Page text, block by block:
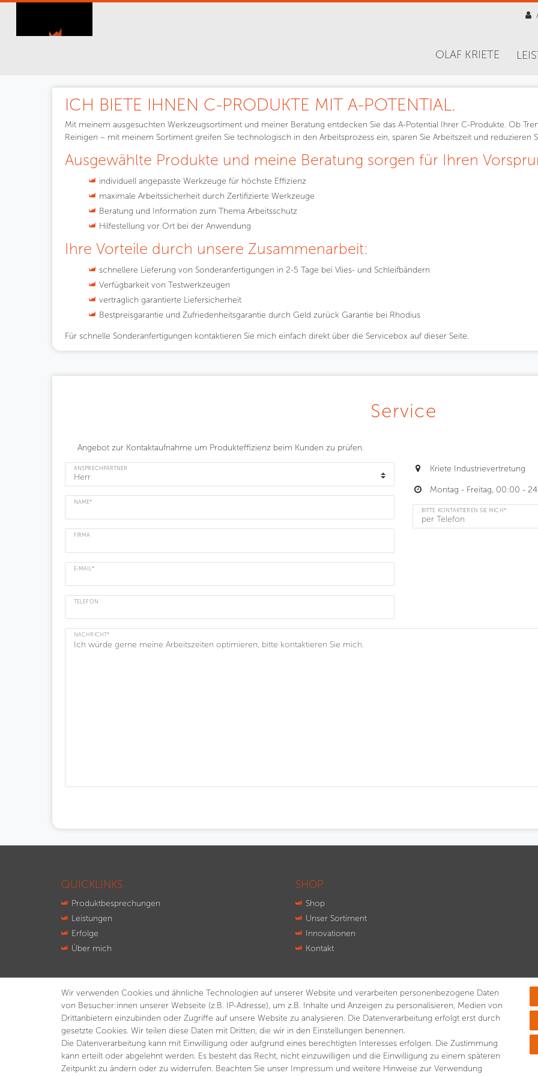
OLAF KRIETE
ICH BIETE IHNEN C-PRODUKTE MIT A-POTENTIAL.
Mit meinem ausgesuchten Werkzeugsortiment und meiner Beratung entdecken Sie das A-Potential Ihrer C-Produkte. Ob
Reinigen – mit meinem Sortiment greifen Sie technologisch in den Arbeitsprozess ein, sparen Sie Arbeitszeit und reduzieren
Ausgewählte Produkte und meine Beratung sorgen für Ihren
individuell angepasste Werkzeuge für höchste Effizienz
maximale Arbeitssicherheit durch Zertifizierte Werkzeuge
Beratung und Information zum Thema Arbeitsschutz
Hilfestellung vor Ort bei der Anwendung
Ihre Vorteile durch unsere Zusammenarbeit:
schnellere Lieferung von Sonderanfertigungen in 2-5 Tage bei Vlies- und Schleifbändern
Verfügbarkeit von Testwerkzeugen
vertraglich garantierte Liefersicherheit
Bestpreisgarantie und Zufriedenheitsgarantie durch Geld zurück Garantie bei Rhodius
Für schnelle Sonderanfertigungen kontaktieren Sie mich einfach direkt über die Servicebox auf dieser Seite.
Service
Angebot zur Kontaktaufnahme um Produkteffizienz beim Kunden zu prüfen.
ANSPRECHPARTNER
NAME*
FIRMA
E-MAIL*
TELEFON
Kriete Industrievertretung
Montag - Freitag, 00:00 -
BITTE KONTAKTIEREN SIE MICH*
NACHRICHT*
QUICKLINKS
Produktbesprechungen
Leistungen
Erfolge
Über mich
SHOP
Shop
Unser Sortiment
Innovationen
Kontakt
Wir verwenden Cookies und ähnliche Technologien auf unserer Website und verarbeiten personenbezogene Daten
von Besucher:innen unserer Webseite (z.B. IP-Adresse), um z.B. Inhalte und Anzeigen zu personalisieren, Medien von
Drittanbietern einzubinden oder Zugriffe auf unsere Website zu analysieren. Die Datenverarbeitung erfolgt erst durch
gesetzte Cookies. Wir teilen diese Daten mit Dritten, die wir in den Einstellungen benennen.
Die Datenverarbeitung kann mit Einwilligung oder aufgrund eines berechtigten Interesses erfolgen. Die Zustimmung
kann erteilt oder abgelehnt werden. Es besteht das Recht, nicht einzuwilligen und die Einwilligung zu einem späteren
Zeitpunkt zu ändern oder zu widerrufen. Beachten Sie unser Impressum und weitere Hinweise zur Verwendung